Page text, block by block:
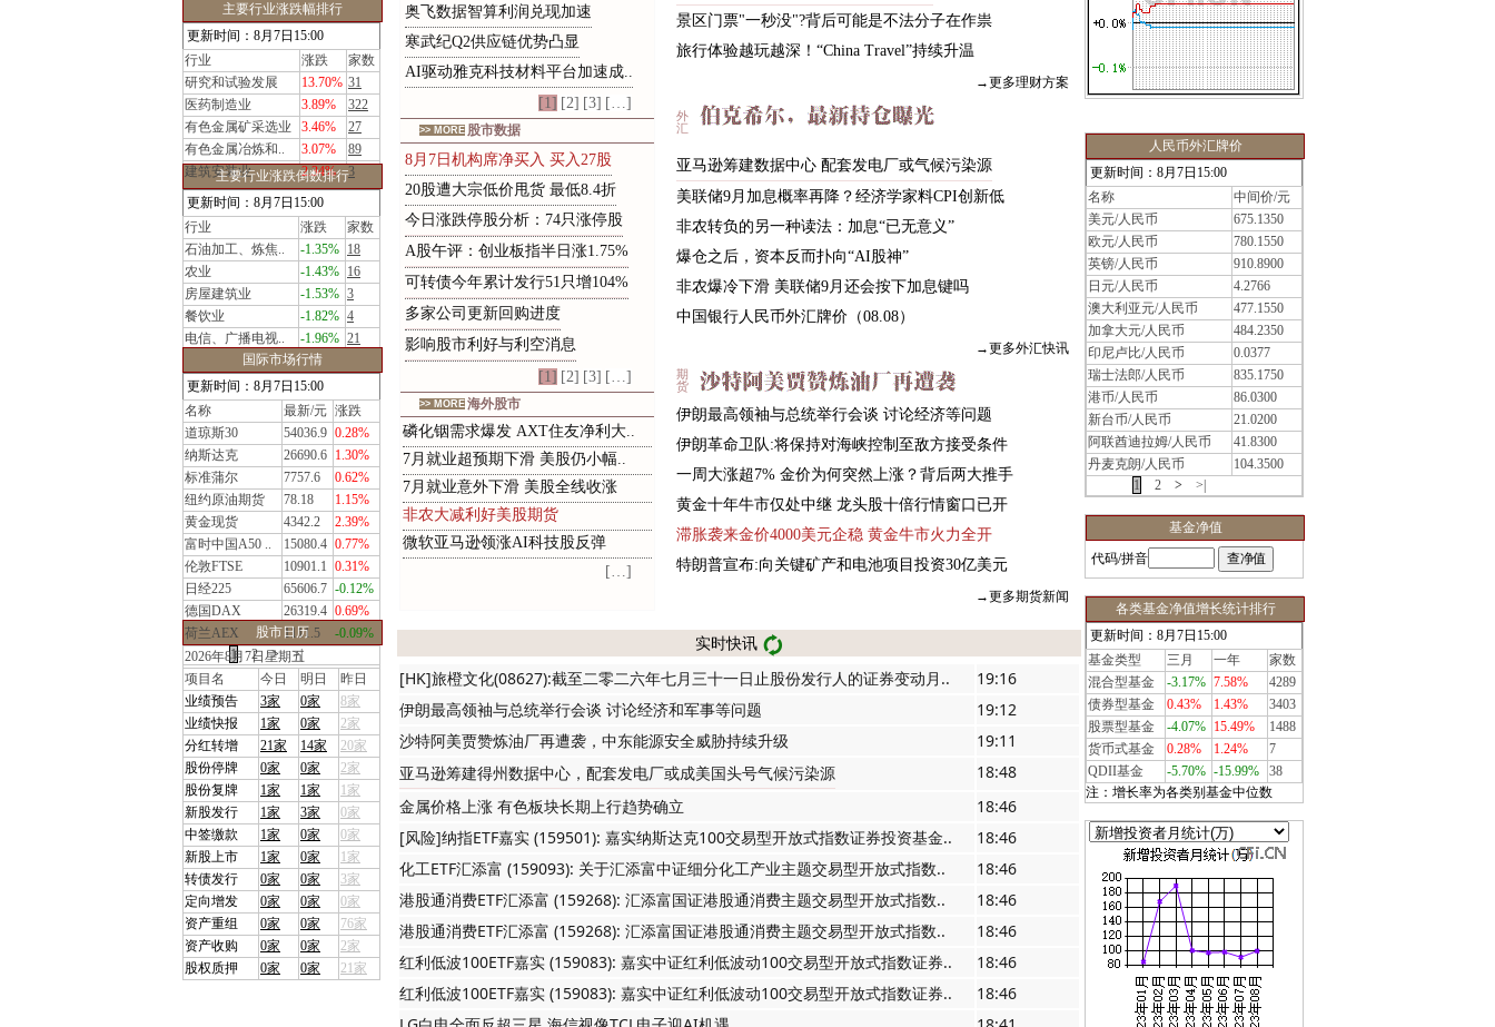
主要行业涨跌幅排行
更新时间：8月7日15:00
行业
涨跌
家数
研究和试验发展
13.70% 31
医药制造业
3.89%
322
有色金属矿采选业
3.46%
27
有色金属冶炼和..
3.07%
89
建筑安装业
2.34% 3
主要行业涨跌倒数排行
更新时间：8月7日15:00
行业
涨跌
家数
石油加工、炼焦..
-1.35% 18
农业
-1.43% 16
房屋建筑业
-1.53% 3
餐饮业
-1.82% 4
电信、广播电视..
-1.96% 21
国际市场行情
更新时间：8月7日15:00
名称
最新/元 涨跌
道琼斯30
54036.9 0.28%
纳斯达克
26690.6 1.30%
标准蒲尔
7757.6
0.62%
纽约原油期货
78.18
1.15%
黄金现货
4342.2
2.39%
富时中国A50 ..
15080.4 0.77%
伦敦FTSE
10901.1 0.31%
日经225
65606.7 -0.12%
德国DAX
26319.4 0.69%
荷兰AEX
1111.5
-0.09%
|<
< 1 2 > >|
股市日历
2026年8月7日星期五
项目名
今日 明日
昨日
业绩预告
3家 0家
8家
业绩快报
1家 0家
2家
分红转增
21家 14家
20家
股份停牌
0家 0家
2家
股份复牌
1家 1家
1家
新股发行
1家 3家
0家
中签缴款
1家 0家
0家
新股上市
1家 0家
1家
转债发行
0家 0家
3家
定向增发
0家 0家
0家
资产重组
0家 0家
76家
资产收购
0家 0家
2家
股权质押
0家 0家 21家
奥飞数据智算利润兑现加速
寒武纪Q2供应链优势凸显
AI驱动雅克科技材料平台加速成..
[1] [2] [3] […]
>> MORE 股市数据
8月7日机构席净买入 买入27股
20股遭大宗低价甩货 最低8.4折
今 日 涨跌停股分析 ： 74只涨停股
A股午评 ： 创 业板指半 日 涨1.75%
可转债今年累计发行51只增104%
多家公司 更新回 购进度
影响股市利 好与利 空消息
[1] [2] [3] […]
>> MORE 海外股市
磷化铟需求爆发 AXT住友净利大..
7月就业超预期下滑 美股仍小幅..
7月就业意外下滑 美股全线收涨
非农大减利好美股期货
微软亚马逊领涨AI科技股反弹
[…]
景区门票"一秒没"?背后可能是不法分子在作祟
旅行体验越玩越深！“China Travel”持续升温
→更多理财方案
外
汇
亚马逊筹建数据中心 配套发电厂或气候污染源
美联储9月加息概率再降？经济学家料CPI创新低
非农转负的另一种读法：加息“已无意义”
爆仓之后，资本反而扑向“AI股神”
非农爆冷下滑 美联储9月还会按下加息键吗
中国银行人民币外汇牌价（08.08）
→更多外汇快讯
期
货
伊朗最高领袖与总统举行会谈 讨论经济等问题
伊朗革命卫队:将保持对海峡控制至敌方接受条件
一周大涨超7% 金价为何突然上涨？背后两大推手
黄金十年牛市仅处中继 龙头股十倍行情窗口已开
滞胀袭来金价4000美元企稳 黄金牛市火力全开
特朗普宣布:向关键矿产和电池项目投资30亿美元
→更多期货新闻
实时快讯
[HK]旅橙文化(08627):截至二零二六年七月三十一日止股份发行人的证券变动月..
19:16
伊朗最高领袖与总统举行会谈 讨论经济和军事等问题
19:12
沙特阿美贾赞炼油厂再遭袭，中东能源安全威胁持续升级
19:11
亚马逊筹建得州数据中心 ， 配套发电厂或成美国头号气候污染源
18:48
金属价格上涨 有色板块长期上行趋势确立
18:46
[风险]纳指ETF嘉实 (159501): 嘉实纳斯达克100交易型开放式指数证券投资基金..
18:46
化工ETF汇添富 (159093): 关于汇添富中证细分化工产业主题交易型开放式指数..
18:46
港股通消费ETF汇添富 (159268): 汇添富国证港股通消费主题交易型开放式指数..
18:46
港股通消费ETF汇添富 (159268): 汇添富国证港股通消费主题交易型开放式指数..
18:46
红利低波100ETF嘉实 (159083): 嘉实中证红利低波动100交易型开放式指数证券..
18:46
红利低波100ETF嘉实 (159083): 嘉实中证红利低波动100交易型开放式指数证券..
18:46
人民币外汇牌价
更新时间：8月7日15:00
名称
中间价/元
美元/人民币
675.1350
欧元/人民币
780.1550
英镑/人民币
910.8900
日元/人民币
4.2766
澳大利亚元/人民币
477.1550
加拿大元/人民币
484.2350
印尼卢比/人民币
0.0377
瑞士法郎/人民币
835.1750
港币/人民币
86.0300
新台币/人民币
21.0200
阿联酋迪拉姆/人民币
41.8300
丹麦克朗/人民币
104.3500
1 2 > >|
基金净值
代码/拼音
各类基金净值增长统计排行
更新时间：8月7日15:00
基金类型
三月 一年
家数
混合型基金
-3.17% 7.58%
4289
债券型基金
0.43% 1.43%
3403
股票型基金
-4.07% 15.49%
1488
货币式基金
0.28% 1.24%
7
QDII基金
-5.70% -15.99%
38
注：增长率为各类别基金中位数